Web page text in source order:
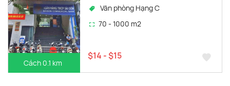
Cách 0.1 km
Văn phòng Hạng C
70 - 1000 m2
$14 - $15